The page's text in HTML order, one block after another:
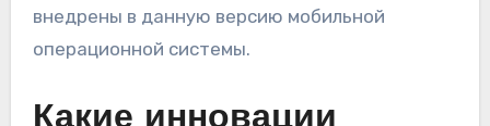
внедрены в данную версию мобильной
операционной системы.
Какие инновации